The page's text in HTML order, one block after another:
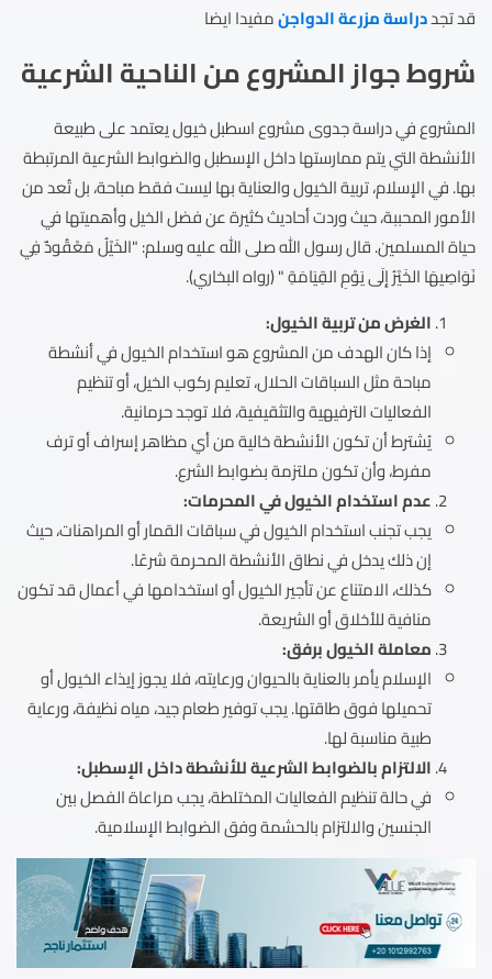
قد تجددراسة مزرعة الدواجنمفيدا ايضا
شروط جواز المشروع من الناحية الشرعية
المشروع في دراسة جدوى مشروع اسطبل خيول يعتمد على طبيعة
الأنشطة التي يتم ممارستها داخل الإسطبل والضوابط الشرعية المرتبطة
بها. في الإسلام، تربية الخيول والعناية بها ليست فقط مباحة، بل تُعد من
الأمور المحببة، حيث وردت أحاديث كثيرة عن فضل الخيل وأهميتها في
حياة المسلمين. قال رسول الله صلى الله عليه وسلم: "الخَيْلُ مَعْقُودٌ فِي
نَوَاصِيهَا الخَيْرُ إِلَى يَوْمِ القِيَامَةِ " (رواه البخاري).
الغرض من تربية الخيول:
إذا كان الهدف من المشروع هو استخدام الخيول في أنشطة
مباحة مثل السباقات الحلال، تعليم ركوب الخيل، أو تنظيم
الفعاليات الترفيهية والتثقيفية، فلا توجد حرمانية.
يُشترط أن تكون الأنشطة خالية من أي مظاهر إسراف أو ترف
مفرط، وأن تكون ملتزمة بضوابط الشرع.
عدم استخدام الخيول في المحرمات:
يجب تجنب استخدام الخيول في سباقات القمار أو المراهنات، حيث
إن ذلك يدخل في نطاق الأنشطة المحرمة شرعًا.
كذلك، الامتناع عن تأجير الخيول أو استخدامها في أعمال قد تكون
منافية للأخلاق أو الشريعة.
معاملة الخيول برفق:
الإسلام يأمر بالعناية بالحيوان ورعايته، فلا يجوز إيذاء الخيول أو
تحميلها فوق طاقتها. يجب توفير طعام جيد، مياه نظيفة، ورعاية
طبية مناسبة لها.
الالتزام بالضوابط الشرعية للأنشطة داخل الإسطبل:
في حالة تنظيم الفعاليات المختلطة، يجب مراعاة الفصل بين
الجنسين والالتزام بالحشمة وفق الضوابط الإسلامية.